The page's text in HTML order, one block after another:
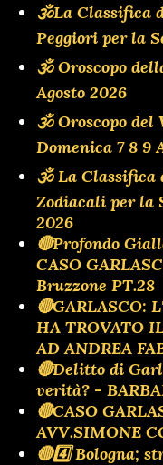
🕉La Classifica
Peggiori per la
🕉 Oroscopo
Agosto 2026
🕉 Oroscopo del
Domenica 7 8 9
🕉 La Classifica
Zodiacali per la
2026
🔴Profondo
CASO
Bruzzone PT.28
🔴GARLASCO:
HA TROVATO
AD ANDREA
🔴Delitto di
verità? -
🔴CASO
AVV.SIMONE
🔴4️⃣ Bologna;